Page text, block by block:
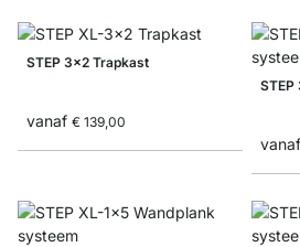
STEP 3x2 Trapkast
vanaf € 139,00
STEP
vanaf